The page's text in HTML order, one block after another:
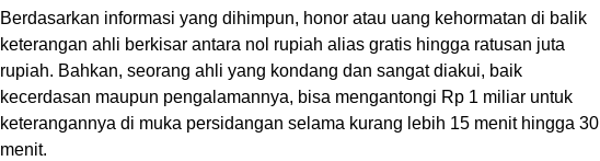
Berdasarkan informasi yang dihimpun, honor atau uang kehormatan di balik
keterangan ahli berkisar antara nol rupiah alias gratis hingga ratusan juta
rupiah. Bahkan, seorang ahli yang kondang dan sangat diakui, baik
kecerdasan maupun pengalamannya, bisa mengantongi Rp 1 miliar untuk
keterangannya di muka persidangan selama kurang lebih 15 menit hingga 30
menit.